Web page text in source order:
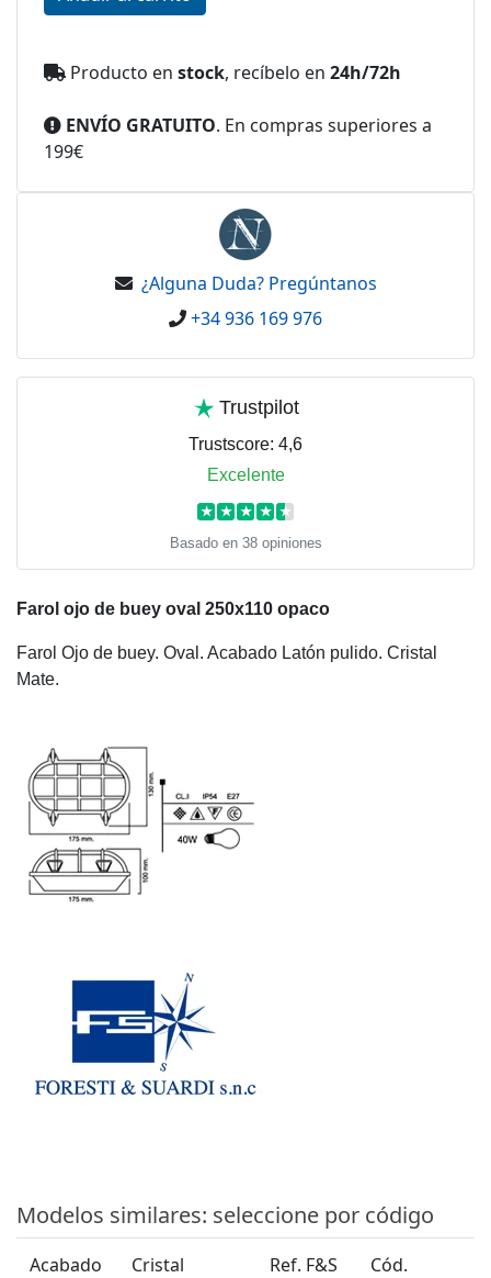
Producto en stock, recíbelo en 24h/72h
ENVÍO GRATUITO. En compras superiores a
199€
¿Alguna Duda? Pregúntanos
+34 936 169 976
Trustpilot
Trustscore: 4,6
Excelente
★ ★ ★ ★ ★
Basado en 38 opiniones
Farol ojo de buey oval 250x110 opaco
Farol Ojo de buey. Oval. Acabado Latón pulido. Cristal
Mate.
Modelos similares: seleccione por código
Acabado Cristal Ref. F&S Cód.